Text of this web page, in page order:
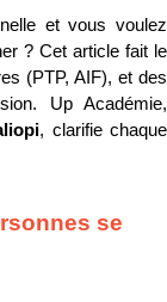
et vous voulez
? Cet article fait le
(PTP, AIF), et des
, clarifie chaque
se